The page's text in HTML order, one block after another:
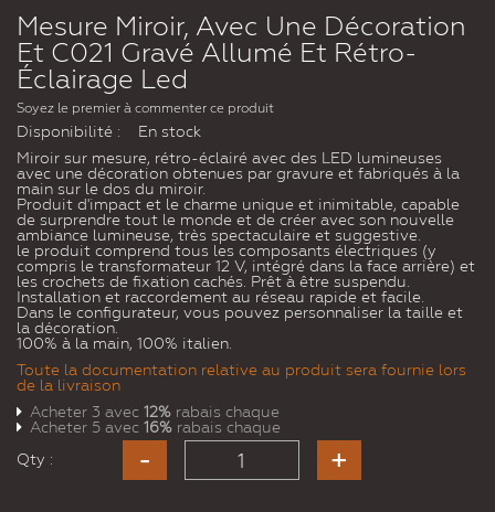
Mesure Miroir, Avec Une Décoration
Et C021 Gravé Allumé Et Rétro-
Éclairage Led
Soyez le premier à commenter ce produit
Disponibilité :
En stock
Miroir sur mesure, rétro-éclairé avec des LED lumineuses
avec une décoration obtenues par gravure et fabriqués à la
main sur le dos du miroir.
Produit d'impact et le charme unique et inimitable, capable
de surprendre tout le monde et de créer avec son nouvelle
ambiance lumineuse, très spectaculaire et suggestive.
le produit comprend tous les composants électriques (y
compris le transformateur 12 V, intégré dans la face arrière) et
les crochets de fixation cachés. Prêt à être suspendu.
Installation et raccordement au réseau rapide et facile.
Dans le configurateur, vous pouvez personnaliser la taille et
la décoration.
100% à la main, 100% italien.
Toute la documentation relative au produit sera fournie lors
de la livraison
Acheter 3 avec 12% rabais chaque
Acheter 5 avec 16% rabais chaque
Qty :